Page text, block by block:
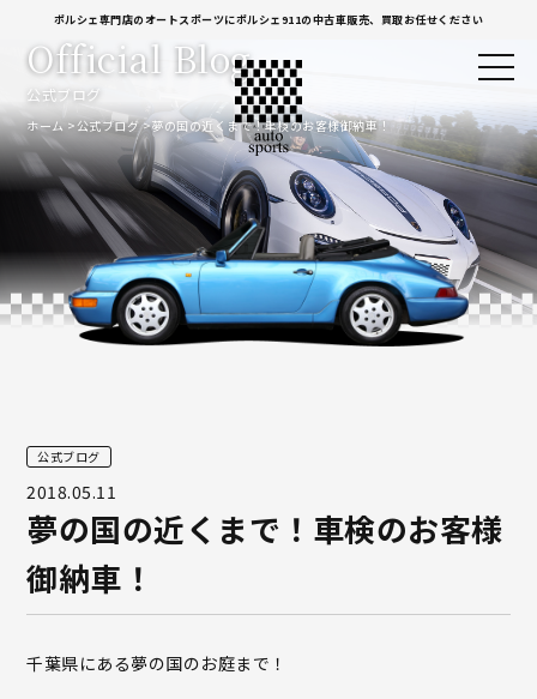
ポルシェ専門店のオートスポーツにポルシェ911の中古車販売、買取お任せください
公式ブログ
Official Blog
ホーム 公式ブログ 夢の国の近くまで！車検のお客様御納車！
公式ブログ
2018.05.11
夢の国の近くまで！車検のお客様
御納車！
千葉県にある夢の国のお庭まで！